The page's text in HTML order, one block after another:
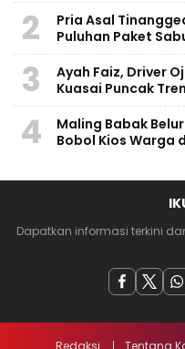
2
Pria Asal
Puluhan Paket
3
Ayah Faiz, Driver
Kuasai Puncak
4
Maling Babak
Bobol Kios Warga
Dapatkan informasi terkini